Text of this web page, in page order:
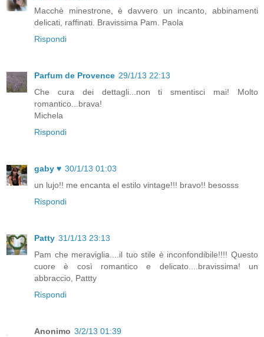
Macchè minestrone, è davvero un incanto, abbinamenti
delicati, raffinati. Bravissima Pam. Paola
Rispondi
Parfum de Provence 29/1/13 22:13
Che cura dei dettagli...non ti smentisci mai! Molto
romantico...brava!
Michela
Rispondi
gaby ♥ 30/1/13 01:03
un lujo!! me encanta el estilo vintage!!! bravo!! besosss
Rispondi
Patty 31/1/13 23:13
Pam che meraviglia....il tuo stile è inconfondibile!!!! Questo
cuore è così romantico e delicato....bravissima! un
abbraccio, Pattty
Rispondi
Anonimo 3/2/13 01:39